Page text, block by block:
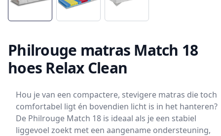
Philrouge matras Match 18
hoes Relax Clean
Hou je van een compactere, stevigere matras die toch
comfortabel ligt én bovendien licht is in het hanteren?
De Philrouge Match 18 is ideaal als je een stabiel
liggevoel zoekt met een aangename ondersteuning,